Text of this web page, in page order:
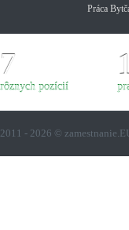
Práca
7
rôznych pozícií
2011 - 2026 ©